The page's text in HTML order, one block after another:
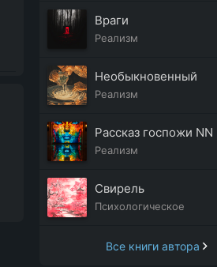
Враги
Реализм
Необыкновенный
Реализм
Рассказ госпожи NN
Реализм
Свирель
Психологическое
Все книги автора